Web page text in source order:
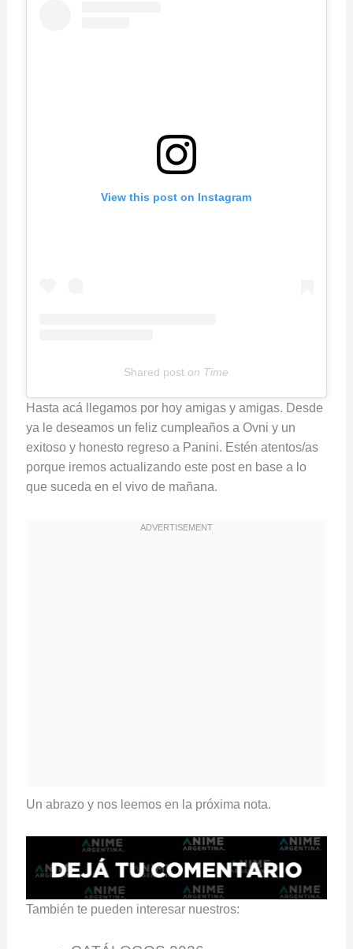
View this post on Instagram
Shared post on Time
E
m
b
e
d
Hasta acá llegamos por hoy amigas y amigas. Desde
ya le deseamos un feliz cumpleaños a Ovni y un
exitoso y honesto regreso a Panini. Estén atentos/as
porque iremos actualizando este post en base a lo
que suceda en el vivo de mañana.
Un abrazo y nos leemos en la próxima nota.
También te pueden interesar nuestros: